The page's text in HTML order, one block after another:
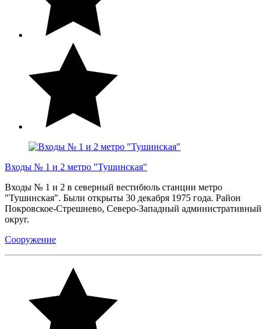
Входы № 1 и 2 метро "Тушинская"
Входы № 1 и 2 в северный вестибюль станции метро
"Тушинская". Были открыты 30 декабря 1975 года. Район
Покровское-Стрешнево, Северо-Западный административный
округ.
Сооружение